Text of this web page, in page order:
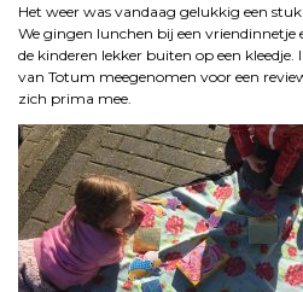
Het weer was vandaag gelukkig een
We gingen lunchen bij een vriendinnetje
de kinderen lekker buiten op een kleedje.
van Totum meegenomen voor een
zich prima mee.